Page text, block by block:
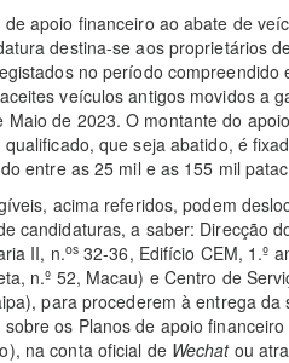
de apoio financeiro ao abate de
destina-se aos proprietários
no período
veículos antigos movidos a
Maio de 2023. O montante do
que seja abatido, é
entre as 25 mil e as 155 mil
acima referidos, podem
candidaturas, a saber: Direcção
II, n.os32-36, Edifício CEM, 1.º
n.º 52, Macau) e Centro de
para procederem à entrega
os Planos de apoio
na conta oficial de Wechatou